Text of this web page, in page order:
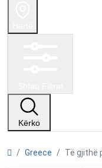
Kërko
Greece Të gjithë